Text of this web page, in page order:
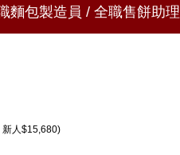
麵包製造員 / 全職售餅助理
新人$15,680)